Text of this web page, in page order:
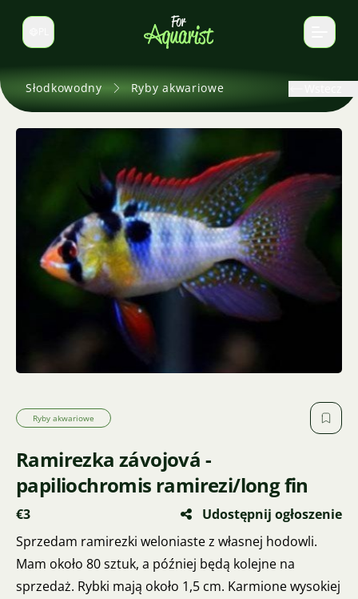
Zmień język
Słodkowodny Ryby akwariowe
Ryby akwariowe
Ramirezka závojová -
papiliochromis ramirezi/long fin
€3
Udostępnij ogłoszenie
Sprzedam ramirezki weloniaste z własnej hodowli.
Mam około 80 sztuk, a później będą kolejne na
sprzedaż. Rybki mają około 1,5 cm. Karmione wysokiej